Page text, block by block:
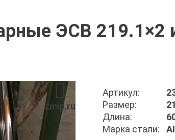
ЭСВ 219.1×2
zmip.ru
Артикул:
Размер:
Длина:
Марка стали: